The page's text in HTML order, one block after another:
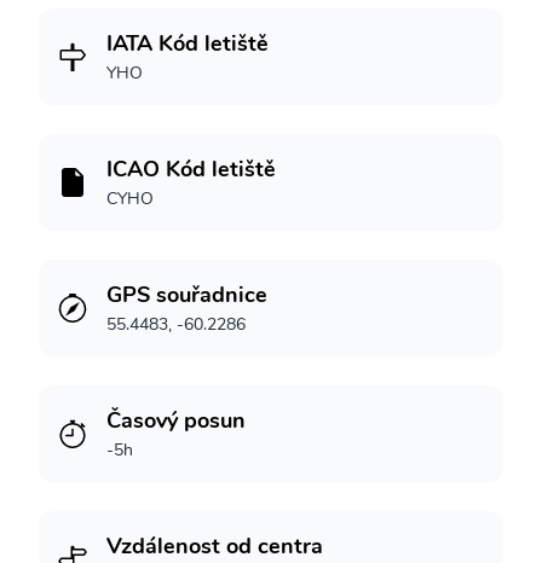
IATA Kód letiště
YHO
ICAO Kód letiště
CYHO
GPS souřadnice
55.4483, -60.2286
Časový posun
-5h
Vzdálenost od centra